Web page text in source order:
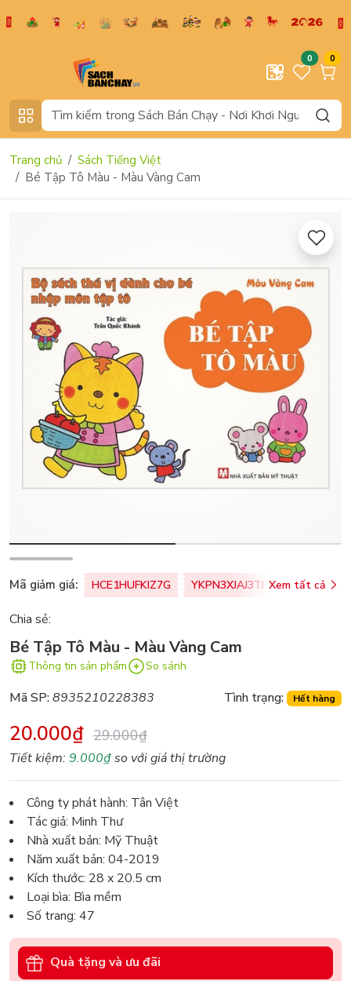
0 0
Trang chủ
Sách Tiếng Việt
Bé Tập Tô Màu - Màu Vàng Cam
Mã giảm giá: HCE1HUFKIZ7G YKPN3XJAJ3TJ Xem tất cả
Chia sẻ:
Bé Tập Tô Màu - Màu Vàng Cam
Thông tin sản phẩm So sánh
Mã SP:8935210228383 Tình trạng: Hết hàng
20.000₫ 29.000₫
Tiết kiệm:9.000₫so với giá thị trường
Công ty phát hành: Tân Việt
Tác giả: Minh Thư
Nhà xuất bản: Mỹ Thuật
Năm xuất bản: 04-2019
Kích thước: 28 x 20.5 cm
Loại bìa: Bìa mềm
Số trang: 47
Quà tặng và ưu đãi